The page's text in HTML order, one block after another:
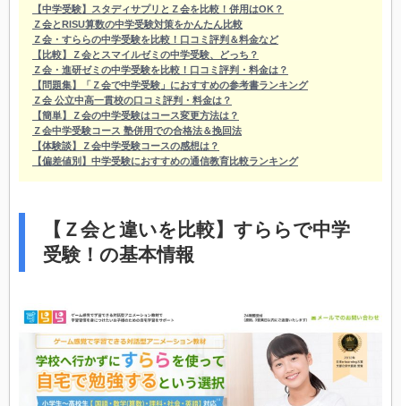
【中学受験】スタディサプリとＺ会を比較！併用はOK？
Ｚ会とRISU算数の中学受験対策をかんたん比較
Ｚ会・すららの中学受験を比較！口コミ評判＆料金など
【比較】Ｚ会とスマイルゼミの中学受験、どっち？
Ｚ会・進研ゼミの中学受験を比較！口コミ評判・料金は？
【問題集】「Ｚ会で中学受験」におすすめの参考書ランキング
Ｚ会 公立中高一貫校の口コミ評判・料金は？
【簡単】Ｚ会の中学受験はコース変更方法は？
Ｚ会中学受験コース 塾併用での合格法＆挽回法
【体験談】Ｚ会中学受験コースの感想は？
【偏差値別】中学受験におすすめの通信教育比較ランキング
【Ｚ会と違いを比較】すららで中学
受験！の基本情報